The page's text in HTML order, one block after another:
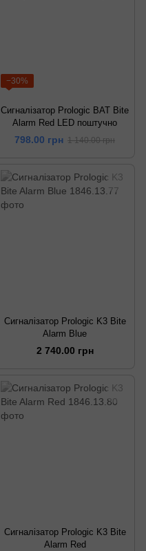
−30%
Сигналізатор Prologic BAT Bite
Alarm Red LED поштучно
798.00 грн 1 140.00 грн
Сигналізатор Prologic K3 Bite
Alarm Blue
2 740.00 грн
Сигналізатор Prologic K3 Bite
Alarm Red